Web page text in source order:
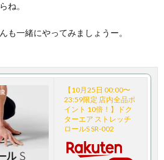
ね。
も一緒にやってみましょうー。
【10月25日 00:00〜
23:59限定 店内全品ポ
イント 10倍！】ドク
ターエア ストレッチ
ロールS SR-002